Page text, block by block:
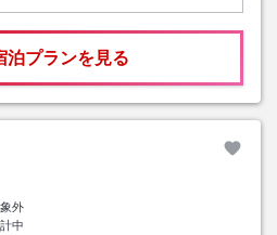
泊プランを見る
外
中